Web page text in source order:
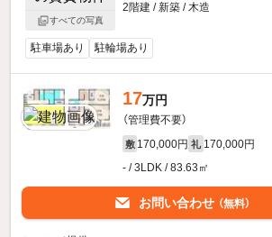
すべての写真
2階建 / 新築 / 木造
駐車場あり 駐輪場あり
17万円
（管理費不要）
敷 170,000円 礼 170,000円
- / 3LDK / 83.63㎡
お問い合わせ （無料）